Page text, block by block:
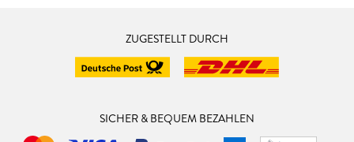
ZUGESTELLT DURCH
SICHER & BEQUEM BEZAHLEN